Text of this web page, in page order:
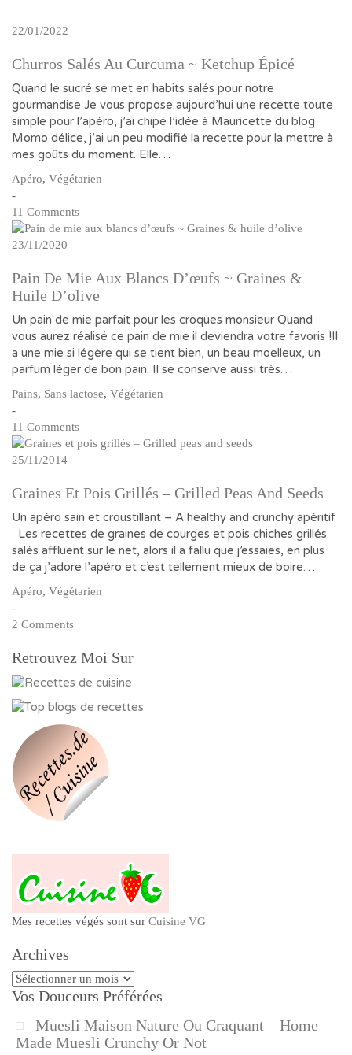
22/01/2022
Churros Salés Au Curcuma ~ Ketchup Épicé
Quand le sucré se met en habits salés pour notre
gourmandise Je vous propose aujourd’hui une recette toute
simple pour l’apéro, j’ai chipé l’idée à Mauricette du blog
Momo délice, j’ai un peu modifié la recette pour la mettre à
mes goûts du moment. Elle…
Apéro, Végétarien
-
11 Comments
23/11/2020
Pain De Mie Aux Blancs D’œufs ~ Graines &
Huile D’olive
Un pain de mie parfait pour les croques monsieur Quand
vous aurez réalisé ce pain de mie il deviendra votre favoris !Il
a une mie si légère qui se tient bien, un beau moelleux, un
parfum léger de bon pain. Il se conserve aussi très…
Pains, Sans lactose, Végétarien
-
11 Comments
25/11/2014
Graines Et Pois Grillés – Grilled Peas And Seeds
Un apéro sain et croustillant – A healthy and crunchy apéritif
Les recettes de graines de courges et pois chiches grillés
salés affluent sur le net, alors il a fallu que j’essaies, en plus
de ça j’adore l’apéro et c’est tellement mieux de boire…
Apéro, Végétarien
-
2 Comments
Retrouvez Moi Sur
Mes recettes végés sont sur Cuisine VG
Archives
Archives
Vos Douceurs Préférées
Muesli Maison Nature Ou Craquant – Home
Made Muesli Crunchy Or Not